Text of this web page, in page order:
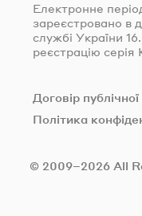
Електронне
зареєстровано в
службі України
реєстрацію
Договір
Політика
© 2009–2026 All